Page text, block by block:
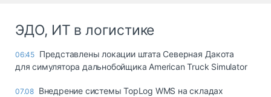
ЭДО, ИТ в логистике
06:45 Представлены локации штата Северная Дакота
для симулятора дальнобойщика American Truck Simulator
07.08 Внедрение системы TopLog WMS на складах